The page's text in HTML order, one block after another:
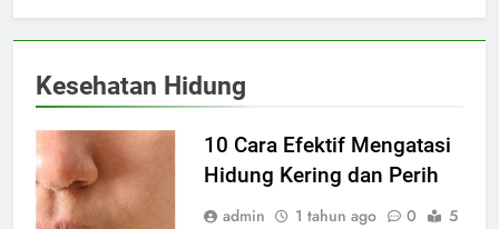
Kesehatan Hidung
10 Cara Efektif Mengatasi
Hidung Kering dan Perih
admin 1 tahun ago 0
5